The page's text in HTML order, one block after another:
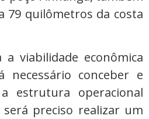
79 quilômetros da costa
viabilidade econômica
necessário conceber e
estrutura operacional
preciso realizar um